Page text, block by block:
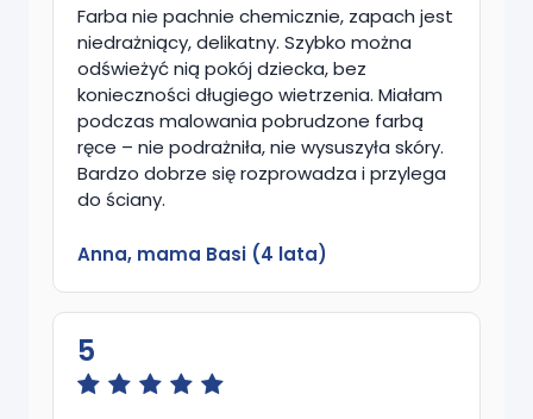
Farba nie pachnie chemicznie, zapach jest
niedrażniący, delikatny. Szybko można
odświeżyć nią pokój dziecka, bez
konieczności długiego wietrzenia. Miałam
podczas malowania pobrudzone farbą
ręce – nie podrażniła, nie wysuszyła skóry.
Bardzo dobrze się rozprowadza i przylega
do ściany.
Anna, mama Basi (4 lata)
5